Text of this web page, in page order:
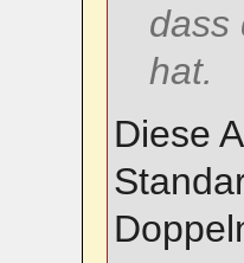
dass
hat.
Diese